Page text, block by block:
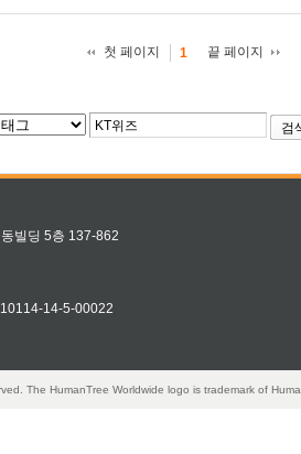
첫 페이지
1 끝 페이지
검
빌딩 5층 137-862
14-5-00022
The HumanTree Worldwide logo is trademark of